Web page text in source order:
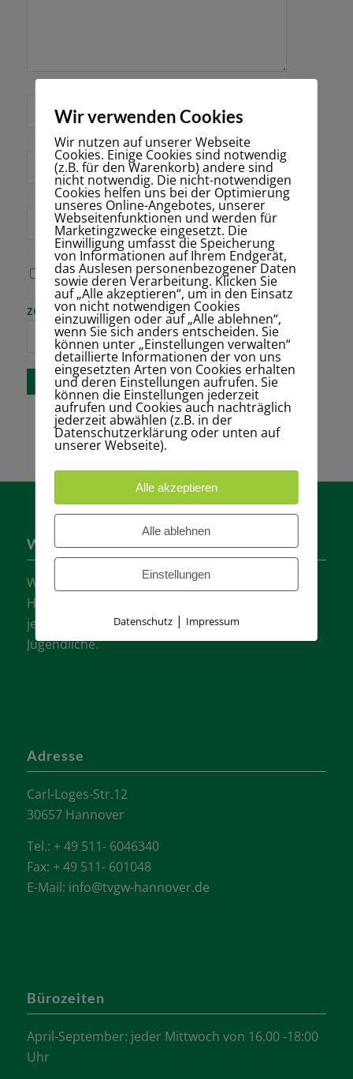
Name
E-Mail-Adresse
*
Website
Name, E-Mail-
Adresse und
Website in
diesem Browser
für meinen
nächsten
Kommentar
speichern.
Bitte gib eine
Antwort in
Ziffern ein:
zehn + sieben =
Wer sind wir?
Wir sind einer der größten Tennisvereine
Hannovers mit vielen aktiven Mannschaften in
jeder Altersklasse für Damen, Herren und
Jugendliche.
Adresse
Carl-Loges-Str.12
30657 Hannover
Tel.: + 49 511- 6046340
Fax: + 49 511- 601048
E-Mail: info@tvgw-hannover.de
Bürozeiten
April-September: jeder Mittwoch von 16.00 -18:00
Uhr
Wir verwenden Cookies
Wir nutzen auf unserer Webseite
Cookies. Einige Cookies sind notwendig
(z.B. für den Warenkorb) andere sind
nicht notwendig. Die nicht-notwendigen
Cookies helfen uns bei der Optimierung
unseres Online-Angebotes, unserer
Webseitenfunktionen und werden für
Marketingzwecke eingesetzt. Die
Einwilligung umfasst die Speicherung
von Informationen auf Ihrem Endgerät,
das Auslesen personenbezogener Daten
sowie deren Verarbeitung. Klicken Sie
auf „Alle akzeptieren“, um in den Einsatz
von nicht notwendigen Cookies
einzuwilligen oder auf „Alle ablehnen“,
wenn Sie sich anders entscheiden. Sie
können unter „Einstellungen verwalten“
detaillierte Informationen der von uns
eingesetzten Arten von Cookies erhalten
und deren Einstellungen aufrufen. Sie
können die Einstellungen jederzeit
aufrufen und Cookies auch nachträglich
jederzeit abwählen (z.B. in der
Datenschutzerklärung oder unten auf
unserer Webseite).
Alle akzeptieren
Alle ablehnen
Einstellungen
Datenschutz| Impressum